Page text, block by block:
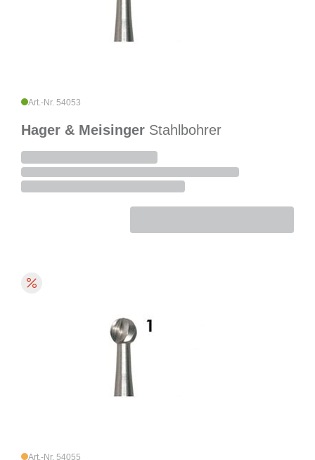
Art.-Nr. 54053
Hager & Meisinger Stahlbohrer
Art.-Nr. 54055